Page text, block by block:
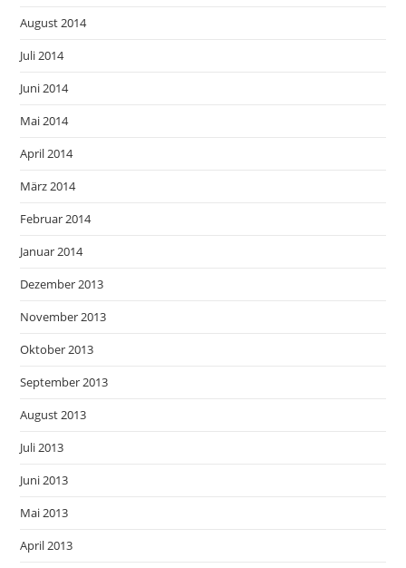
August 2014
Juli 2014
Juni 2014
Mai 2014
April 2014
März 2014
Februar 2014
Januar 2014
Dezember 2013
November 2013
Oktober 2013
September 2013
August 2013
Juli 2013
Juni 2013
Mai 2013
April 2013